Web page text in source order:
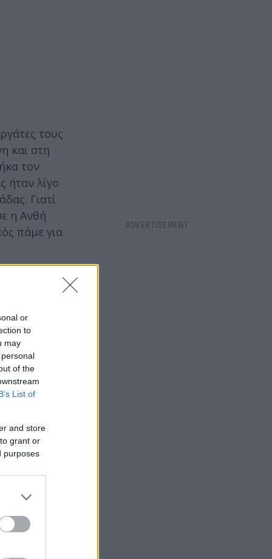
or
to
may
of the
List of
and store
grant or
purposes
τους
και στη
τον
ήταν λίγο
Γιατί
η Ανθή
πάμε για